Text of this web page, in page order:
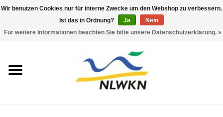
Neuerscheinungen
Wir benutzen Cookies nur für interne Zwecke um den Webshop zu verbessern.
Ist das in Ordnung?
Ja
Nein
Für weitere Informationen beachten Sie bitte unsere Datenschutzerklärung. »